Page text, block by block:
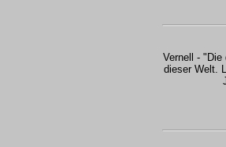
Vernell -
dieser Welt.